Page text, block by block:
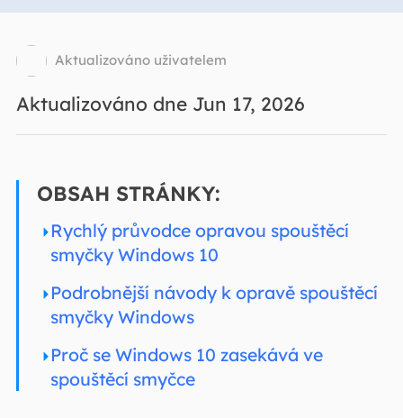
Aktualizováno uživatelem
Aktualizováno dne Jun 17, 2026
OBSAH STRÁNKY:
Rychlý průvodce opravou spouštěcí
smyčky Windows 10
Podrobnější návody k opravě spouštěcí
smyčky Windows
Proč se Windows 10 zasekává ve
spouštěcí smyčce